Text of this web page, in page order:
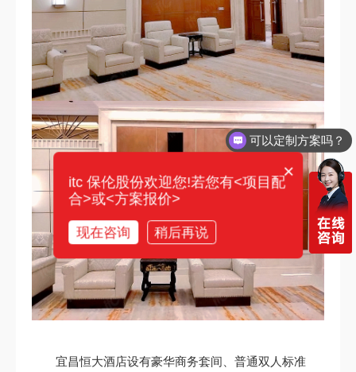
宜昌恒大酒店设有豪华商务套间、普通双人标准
可以定制方案吗？
×
itc 保伦股份欢迎您!若您有<项目配
合>或<方案报价>
现在咨询 稍后再说